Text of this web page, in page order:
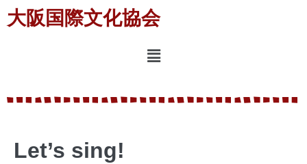
大阪国際文化協会
Let’s sing!